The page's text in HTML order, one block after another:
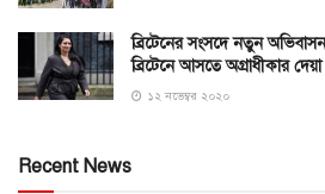
ব্রিটেনের সংসদে নতুন
ব্রিটেনে আসতে অগ্রাধীকার
১২ নভেম্বর ২০২০
Recent News